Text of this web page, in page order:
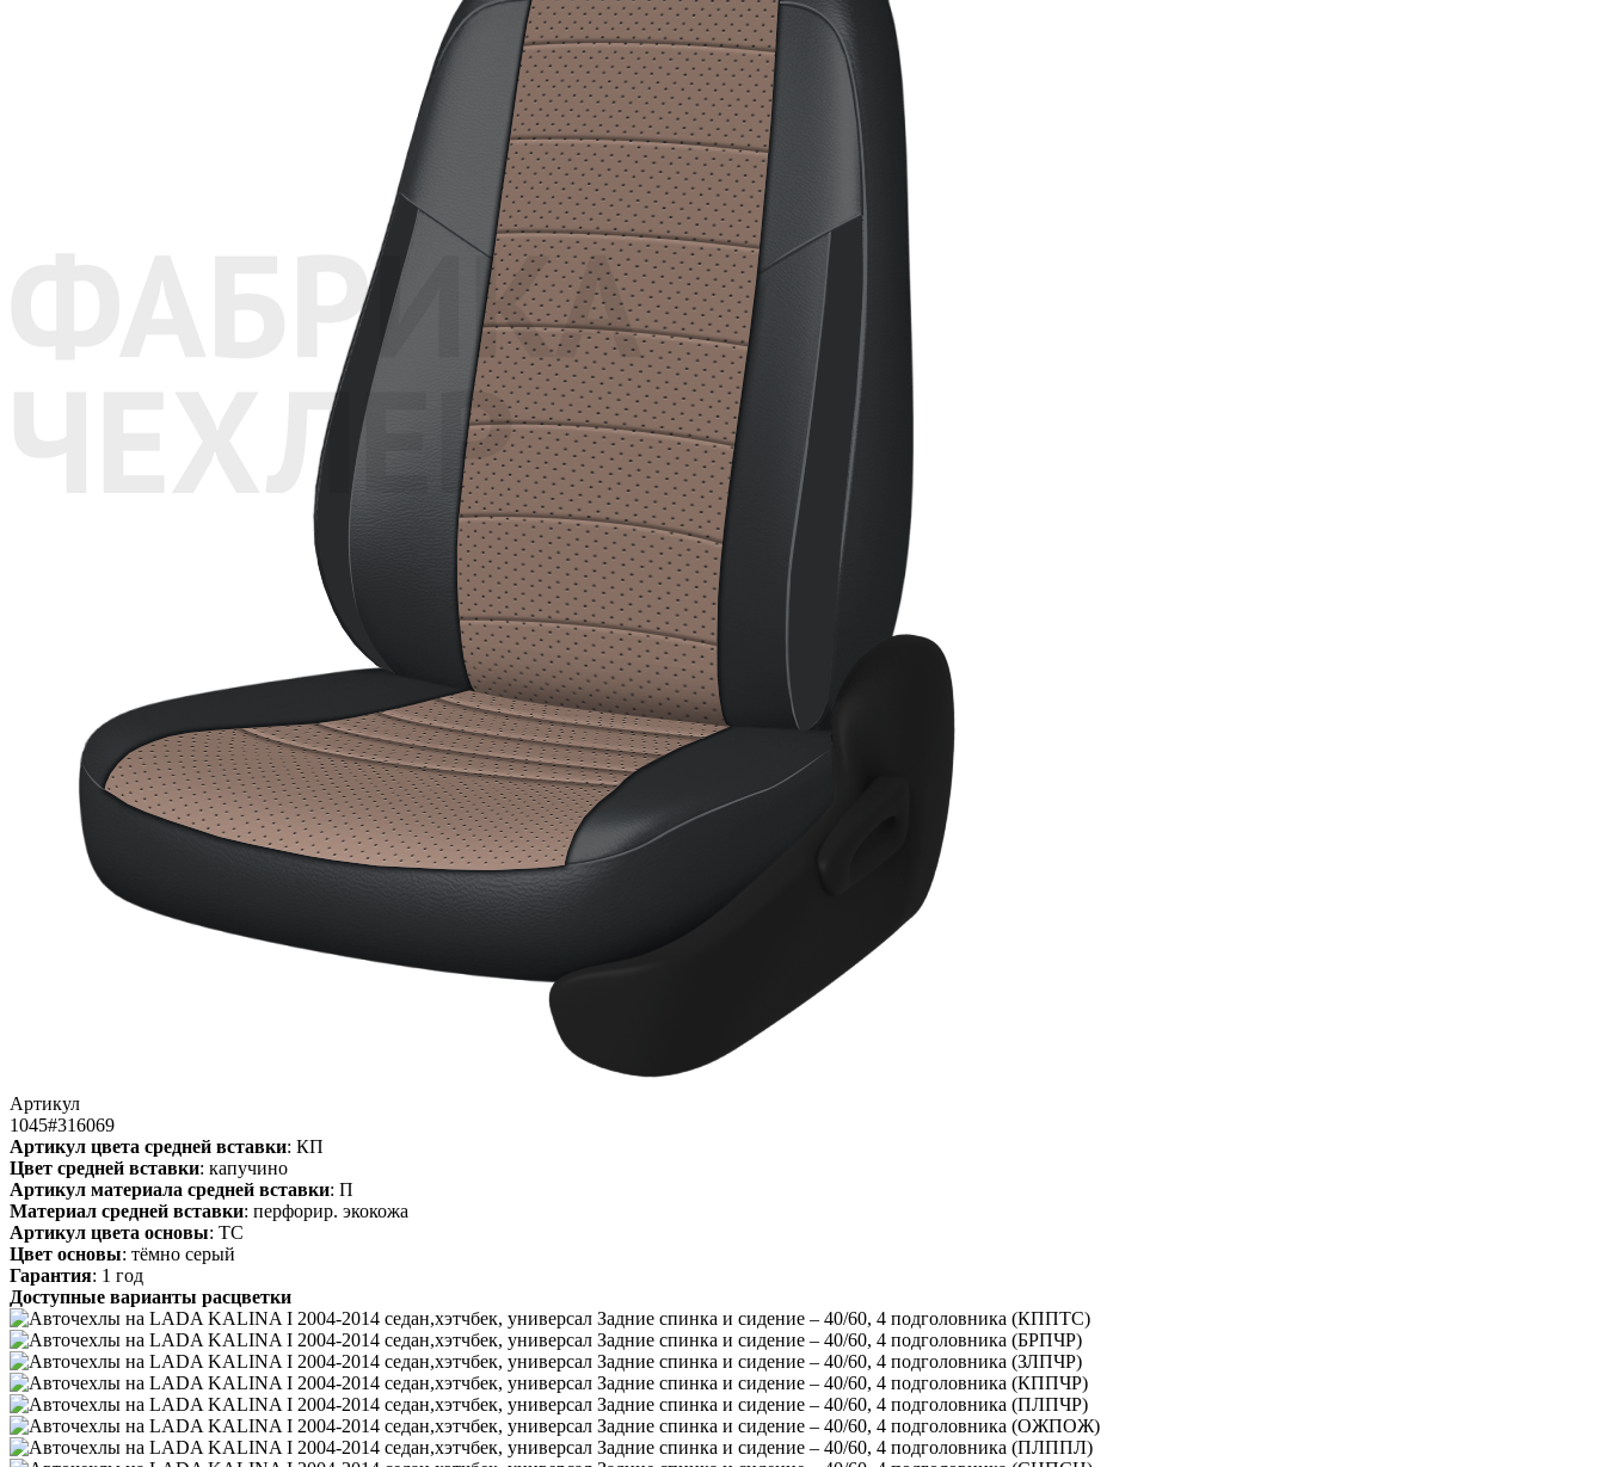
Артикул
1045#316069
Артикул цвета средней вставки: КП
Цвет средней вставки: капучино
Артикул материала средней вставки: П
Материал средней вставки: перфорир. экокожа
Артикул цвета основы: ТС
Цвет основы: тёмно серый
Гарантия: 1 год
Доступные варианты расцветки